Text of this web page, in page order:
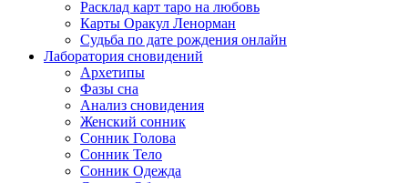
Расклад карт таро на любовь
Карты Оракул Ленорман
Судьба по дате рождения онлайн
Лаборатория сновидений
Архетипы
Фазы сна
Анализ сновидения
Женский сонник
Сонник Голова
Сонник Тело
Сонник Одежда